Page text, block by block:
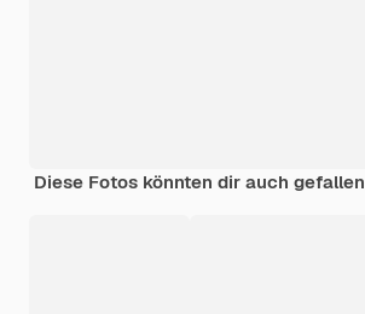
Diese Fotos könnten dir auch gefallen